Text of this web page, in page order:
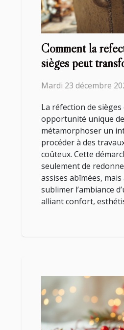
Comment la
sièges peut
Mardi 23 décembre
La réfection de
opportunité unique de
métamorphoser un
procéder à des
coûteux. Cette
seulement de
assises abîmées, mais
sublimer l’ambiance
alliant confort,